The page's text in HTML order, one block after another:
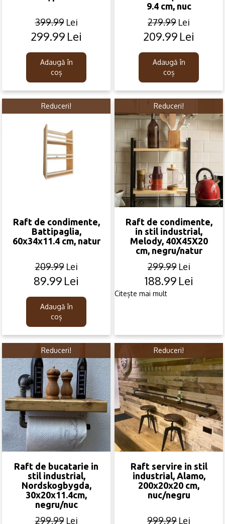
399.99 Lei
Original
was:
399.99lei.
299.99 Lei
Current
is:
299.99lei.
Adaugă în
coș
9.4 cm, nuc
279.99 Lei
Original
was:
279.99lei.
209.99 Lei
Current
is:
209.99lei.
Adaugă în
coș
Reduceri!
Raft de condimente,
Battipaglia,
60x34x11.4 cm, natur
209.99 Lei
Original
was:
209.99lei.
89.99 Lei
Current
is:
89.99lei.
Adaugă în
coș
Reduceri!
Raft de condimente,
in stil industrial,
Melody, 40X45X20
cm, negru/natur
299.99 Lei
Original
188.99 Lei
Current
Citește mai mult
Reduceri!
Raft de bucatarie in
stil industrial,
Nordskogbygda,
30x20x11.4cm,
negru/nuc
299.99 Lei
Reduceri!
Raft servire in stil
industrial, Alamo,
200x20x20 cm,
nuc/negru
999.99 Lei